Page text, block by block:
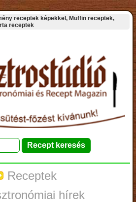
receptek képekkel, Muffin receptek,
receptek
Receptek
hírek